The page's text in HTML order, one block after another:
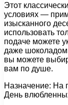
Этот
условиях —
изысканного
использовать
подаче можете
даже
вы можете
вам по душе.
Назначение: На
День